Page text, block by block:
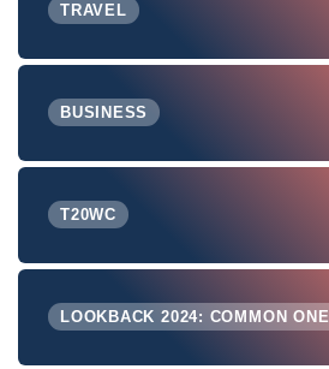
TRAVEL
BUSINESS
T20WC
LOOKBACK 2024: COMMON ONE